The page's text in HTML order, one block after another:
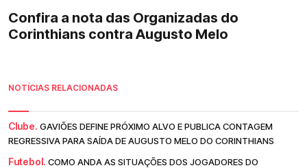
Confira a nota das Organizadas do
Corinthians contra Augusto Melo
NOTÍCIAS RELACIONADAS
Clube. GAVIÕES DEFINE PRÓXIMO ALVO E PUBLICA CONTAGEM
REGRESSIVA PARA SAÍDA DE AUGUSTO MELO DO CORINTHIANS
Futebol. COMO ANDA AS SITUAÇÕES DOS JOGADORES DO